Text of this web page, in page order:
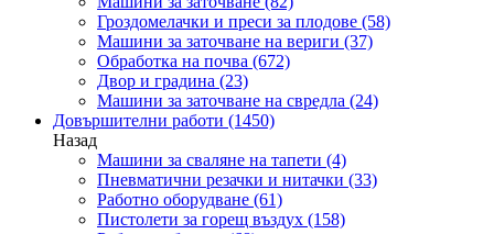
Гроздомелачки и преси за плодове (58)
Машини за заточване на вериги (37)
Обработка на почва (672)
Двор и градина (23)
Машини за заточване на свредла (24)
Довършителни работи (1450)
Назад
Машини за сваляне на тапети (4)
Пневматични резачки и нитачки (33)
Работно оборудване (61)
Пистолети за горещ въздух (158)